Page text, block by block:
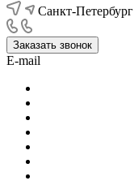
Санкт-Петербург
Заказать звонок
E-mail